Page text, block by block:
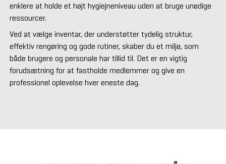
enklere at holde et højt hygiejneniveau uden at bruge unødige
ressourcer.
Ved at vælge inventar, der understøtter tydelig struktur,
effektiv rengøring og gode rutiner, skaber du et miljø, som
både brugere og personale har tillid til. Det er en vigtig
forudsætning for at fastholde medlemmer og give en
professionel oplevelse hver eneste dag.